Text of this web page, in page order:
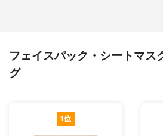
フェイスパック・シートマス
グ
1位